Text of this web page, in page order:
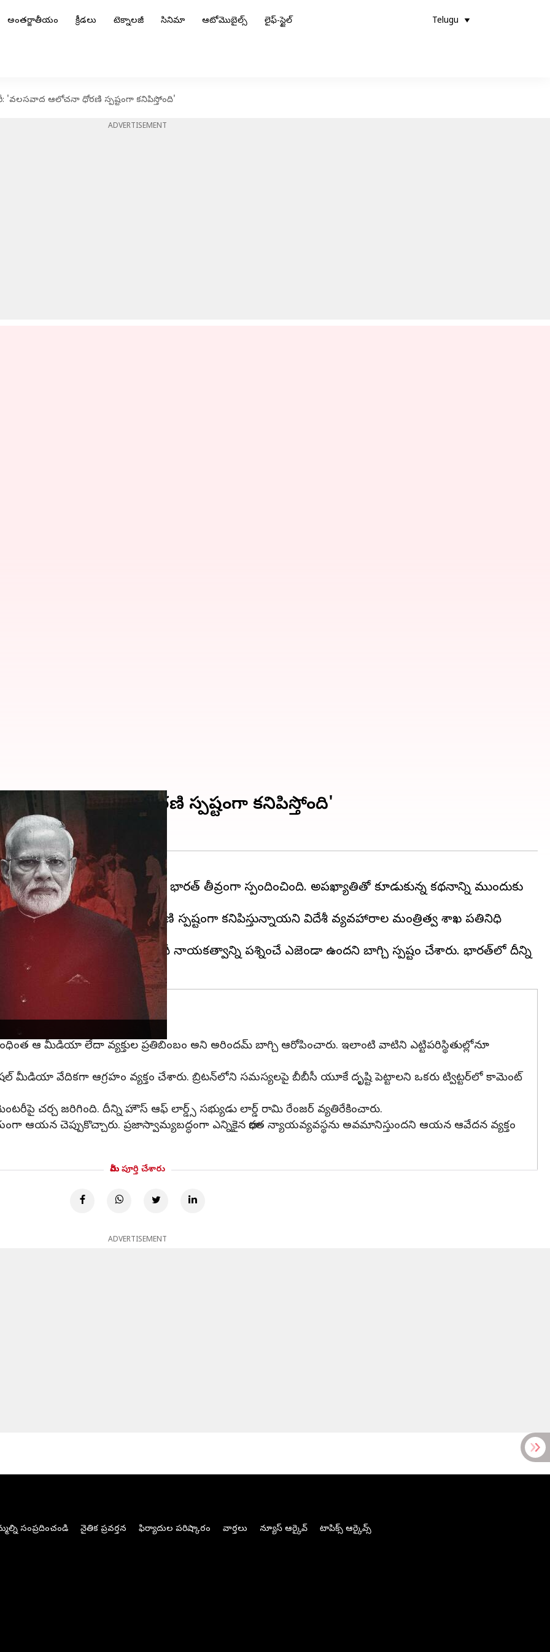
అంతర్జాతీయం క్రీడలు టెక్నాలజీ సినిమా ఆటోమొబైల్స్ లైఫ్-స్టైల్ Telugu
'వలసవాద ఆలోచనా ధోరణి స్పష్టంగా కనిపిస్తోంది'
ADVERTISEMENT
ఆలోచనా ధోరణి స్పష్టంగా కనిపిస్తోంది'
డాక్యుమెంటరీని భారత్ తీవ్రంగా స్పందించింది. అపఖ్యాతితో కూడుకున్న కథనాన్ని ముందుకు
వలసవాద ఆలోచనా ధోరణి స్పష్టంగా కనిపిస్తున్నాయని విదేశీ వ్యవహారాల మంత్రిత్వ శాఖ ప్రతినిధి
అల్లర్ల సమయంలో ప్రధాని మోదీ నాయకత్వాన్ని ప్రశ్నించే ఎజెండా ఉందని బాగ్చి స్పష్టం చేశారు. భారత్‌లో దీన్ని
బాగ్చి
ఆ మీడియా లేదా వ్యక్తుల ప్రతిబింబం అని అరిందమ్ బాగ్చి ఆరోపించారు. ఇలాంటి వాటిని ఎట్టిపరిస్థితుల్లోనూ
మీడియా వేదికగా ఆగ్రహం వ్యక్తం చేశారు. బ్రిటన్‌లోని సమస్యలపై బీబీసీ యూకే దృష్టి పెట్టాలని ఒకరు ట్విట్టర్‌లో కామెంట్
చర్చ జరిగింది. దీన్ని హౌస్ ఆఫ్ లార్డ్స్ సభ్యుడు లార్డ్ రామి రేంజర్ వ్యతిరేకించారు.
చెప్పుకొచ్చారు. ప్రజాస్వామ్యబద్ధంగా ఎన్నికైన భారత న్యాయవ్యవస్థను అవమానిస్తుందని ఆయన ఆవేదన వ్యక్తం
మీరు పూర్తి చేశారు
ADVERTISEMENT
సంప్రదించండి నైతిక ప్రవర్తన ఫిర్యాదుల పరిష్కారం వార్తలు న్యూస్ ఆర్కైవ్ టాపిక్స్ ఆర్కైవ్స్